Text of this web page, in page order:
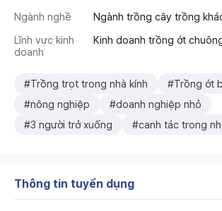
Ngành nghề
Ngành trồng cây trồng
Lĩnh vực kinh
doanh
Kinh doanh trồng ớt
#Trồng trọt trong nhà kính
#Trồng ớt
#nông nghiệp
#doanh nghiệp nhỏ
#3 người trở xuống
#canh tác trong
Thông tin tuyển dụng